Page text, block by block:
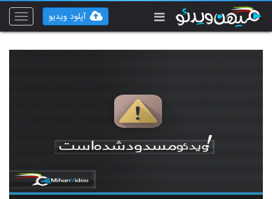
Toggle
آپلود ویدیو